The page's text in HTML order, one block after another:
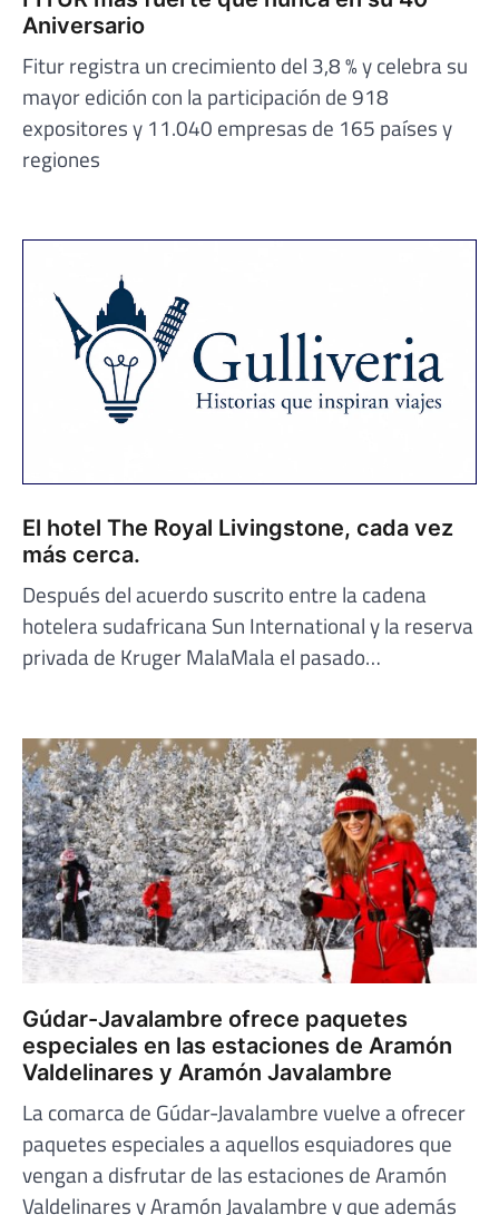
Aniversario
Fitur registra un crecimiento del 3,8 % y celebra su
mayor edición con la participación de 918
expositores y 11.040 empresas de 165 países y
regiones
El hotel The Royal Livingstone, cada vez
más cerca.
Después del acuerdo suscrito entre la cadena
hotelera sudafricana Sun International y la reserva
privada de Kruger MalaMala el pasado…
Gúdar-Javalambre ofrece paquetes
especiales en las estaciones de Aramón
Valdelinares y Aramón Javalambre
La comarca de Gúdar-Javalambre vuelve a ofrecer
paquetes especiales a aquellos esquiadores que
vengan a disfrutar de las estaciones de Aramón
Valdelinares y Aramón Javalambre y que además